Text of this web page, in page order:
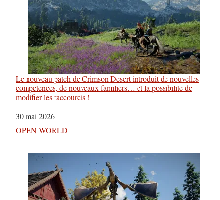
Le nouveau patch de Crimson Desert introduit de nouvelles
compétences, de nouveaux familiers… et la possibilité de
modifier les raccourcis !
Date
30 mai 2026
Par rapport à
OPEN WORLD